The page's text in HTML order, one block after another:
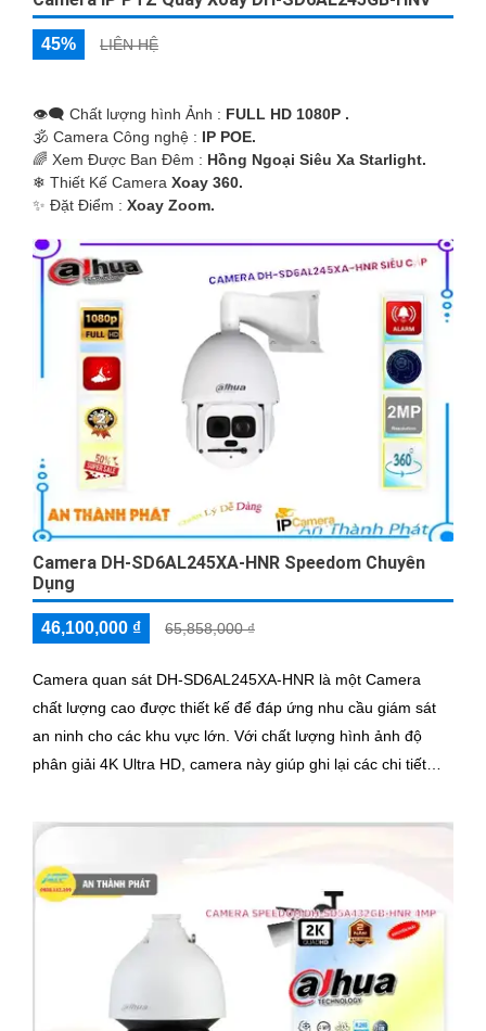
45% LIÊN HỆ
👁️‍🗨 Chất lượng hình Ảnh : FULL HD 1080P .
🕉️ Camera Công nghệ : IP POE.
🌈 Xem Được Ban Đêm : Hồng Ngoại Siêu Xa Starlight.
❄ Thiết Kế Camera Xoay 360.
️✨ Đặt Điểm : Xoay Zoom.
Camera DH-SD6AL245XA-HNR Speedom Chuyên
Dụng
46,100,000 ₫ 65,858,000 ₫
Camera quan sát DH-SD6AL245XA-HNR là một Camera
chất lượng cao được thiết kế để đáp ứng nhu cầu giám sát
an ninh cho các khu vực lớn. Với chất lượng hình ảnh độ
phân giải 4K Ultra HD, camera này giúp ghi lại các chi tiết